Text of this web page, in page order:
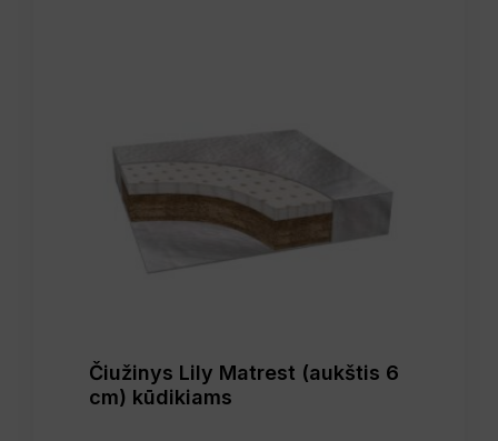
Čiužinys Lily Matrest (aukštis 6
cm) kūdikiams